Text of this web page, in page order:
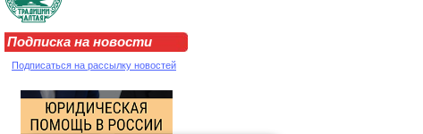
Подписка на новости
Подписаться на рассылку новостей